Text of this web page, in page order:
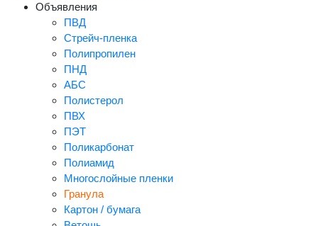
Объявления
ПВД
Стрейч-пленка
Полипропилен
ПНД
АБС
Полистерол
ПВХ
ПЭТ
Поликарбонат
Полиамид
Многослойные пленки
Гранула
Картон / бумага